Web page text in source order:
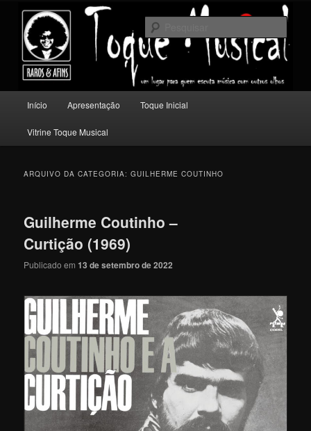
conteúdo
principal
conteúdo
secundário
Toque Musical
Um lugar para quem escuta música com outros olhos.
principal
Início Apresentação Toque Inicial
Vitrine Toque Musical
ARQUIVO DA CATEGORIA:GUILHERME COUTINHO
Guilherme Coutinho –
Curtição (1969)
Publicado em13 de setembro de 2022